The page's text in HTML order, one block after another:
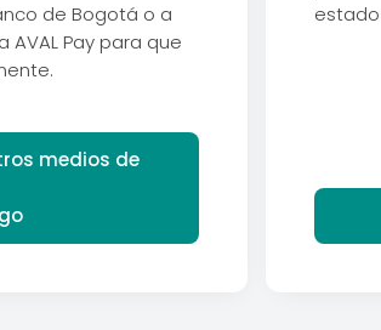
de Bogotá o a
Pay para que
medios de